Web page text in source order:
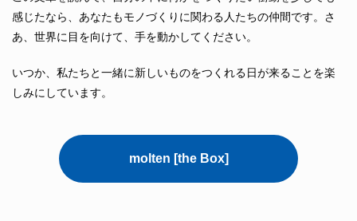
感じたなら、あなたもモノづくりに関わる人たちの仲間です。さ
あ、世界に目を向けて、手を動かしてください。
いつか、私たちと一緒に新しいものをつくれる日が来ることを楽
しみにしています。
molten [the Box]